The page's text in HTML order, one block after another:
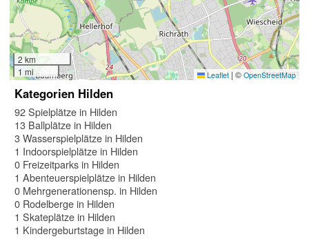
2 km
1 mi
Leaflet | © OpenStreetMap
Kategorien Hilden
92 Spielplätze in Hilden
13 Ballplätze in Hilden
3 Wasserspielplätze in Hilden
1 Indoorspielplätze in Hilden
0 Freizeitparks in Hilden
1 Abenteuerspielplätze in Hilden
0 Mehrgenerationensp. in Hilden
0 Rodelberge in Hilden
1 Skateplätze in Hilden
1 Kindergeburtstage in Hilden